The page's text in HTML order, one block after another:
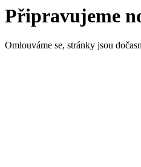
Připravujeme
Omlouváme se, stránky jsou